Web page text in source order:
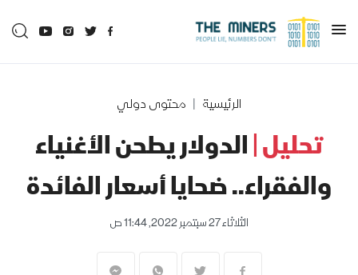
الرئيسية محتوى دولي
تحليل |الدولار يطحن الأغنياء
والفقراء.. ضحايا أسعار الفائدة
الثلاثاء 27 سبتمبر 2022, 11:44 ص